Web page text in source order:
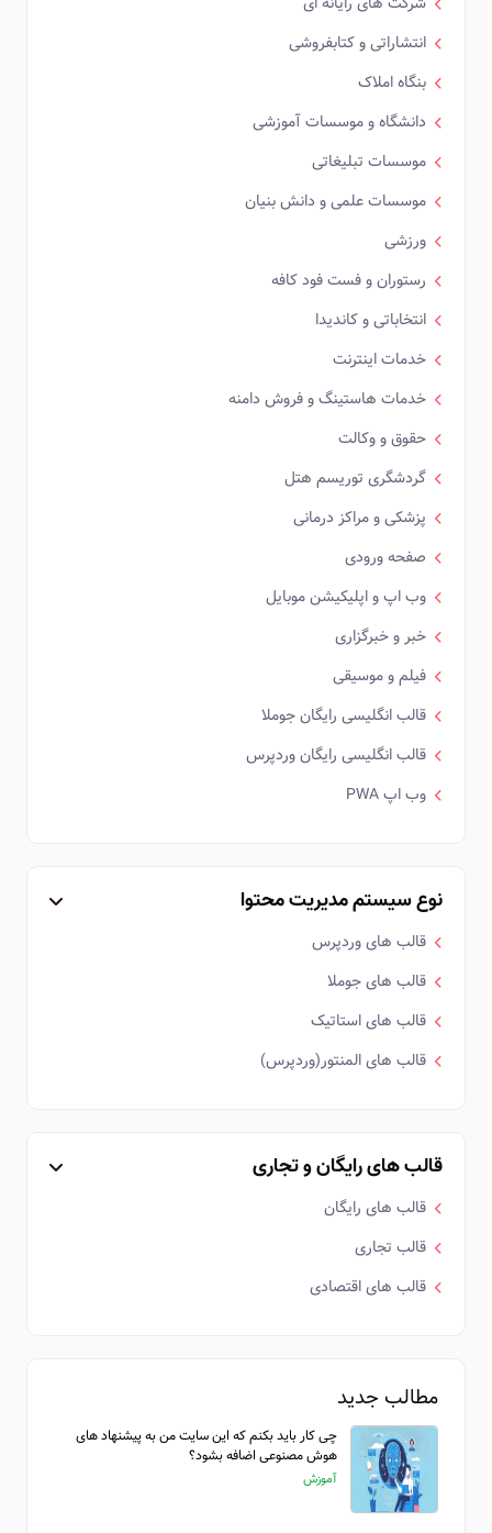
انتشاراتی و کتابفروشی
بنگاه املاک
دانشگاه و موسسات آموزشی
موسسات تبلیغاتی
موسسات علمی و دانش بنیان
ورزشی
رستوران و فست فود کافه
انتخاباتی و کاندیدا
خدمات اینترنت
خدمات هاستینگ و فروش دامنه
حقوق و وکالت
گردشگری توریسم هتل
پزشکی و مراکز درمانی
صفحه ورودی
وب اپ و اپلیکیشن موبایل
خبر و خبرگزاری
فیلم و موسیقی
قالب انگلیسی رایگان جوملا
قالب انگلیسی رایگان وردپرس
وب اپ PWA
نوع سیستم مدیریت محتوا
قالب های وردپرس
قالب های جوملا
قالب های استاتیک
قالب های المنتور(وردپرس)
قالب های رایگان و تجاری
قالب های رایگان
قالب تجاری
قالب های اقتصادی
مطالب جدید
چی کار باید بکنم که این سایت من به پیشنهاد های
هوش مصنوعی اضافه بشود؟
آموزش